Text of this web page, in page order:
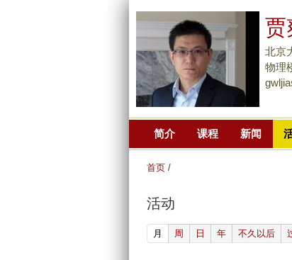
贾
北京
物理
简介 课程 新闻
首页 /
活动
月 (active tab)
周 日 年 不久以后